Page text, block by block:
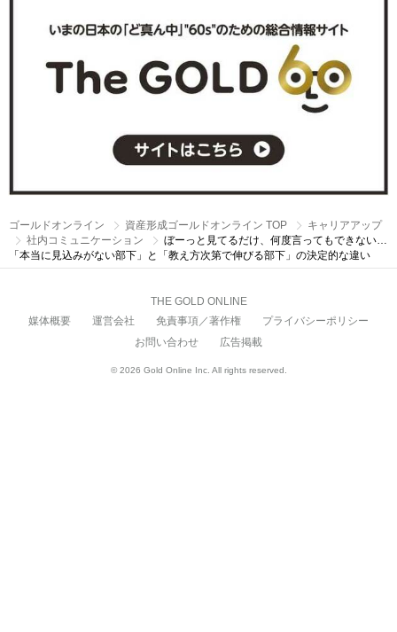
ゴールドオンライン 資産形成ゴールドオンライン TOP
キャリアアップ
社内コミュニケーション
ぼーっと見てるだけ、何度言ってもできない…
「本当に見込みがない部下」と「教え方次第で伸びる部下」の決定的な違い
THE GOLD ONLINE
媒体概要
運営会社 免責事項／著作権
プライバシーポリシー
お問い合わせ
広告掲載
© 2026 Gold Online Inc. All rights reserved.